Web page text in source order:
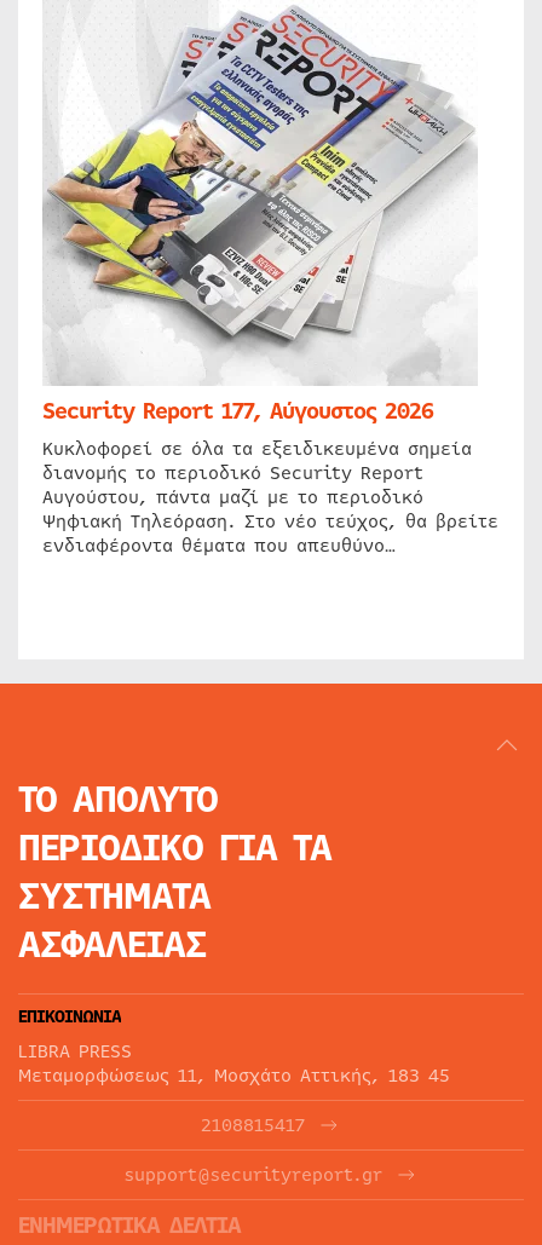
Security Report 177, Αύγουστος 2026
Κυκλοφορεί σε όλα τα εξειδικευμένα σημεία
διανομής το περιοδικό Security Report
Αυγούστου, πάντα μαζί με το περιοδικό
Ψηφιακή Τηλεόραση. Στο νέο τεύχος, θα βρείτε
ενδιαφέροντα θέματα που απευθύνο…
ΤΟ ΑΠΟΛΥΤΟ
ΠΕΡΙΟΔΙΚΟ ΓΙΑ ΤΑ
ΣΥΣΤΗΜΑΤΑ
ΑΣΦΑΛΕΙΑΣ
ΕΠΙΚΟΙΝΩΝΙΑ
LIBRA PRESS
Μεταμορφώσεως 11, Μοσχάτο Αττικής, 183 45
2108815417
support@securityreport.gr
ΕΝΗΜΕΡΩΤΙΚΑ ΔΕΛΤΙΑ